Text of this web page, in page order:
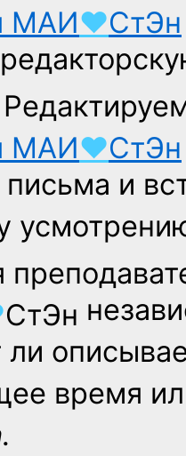
МАИ♥СтЭн
МАИ♥СтЭн
и
СтЭн
ли
время